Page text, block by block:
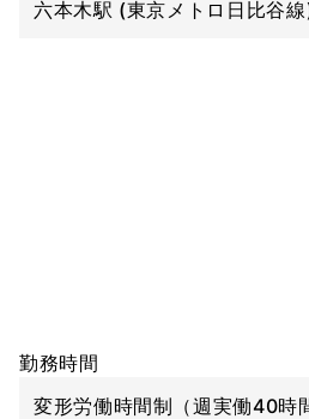
六本木駅 (東京メトロ日比谷
勤務時間
変形労働時間制（週実働40時